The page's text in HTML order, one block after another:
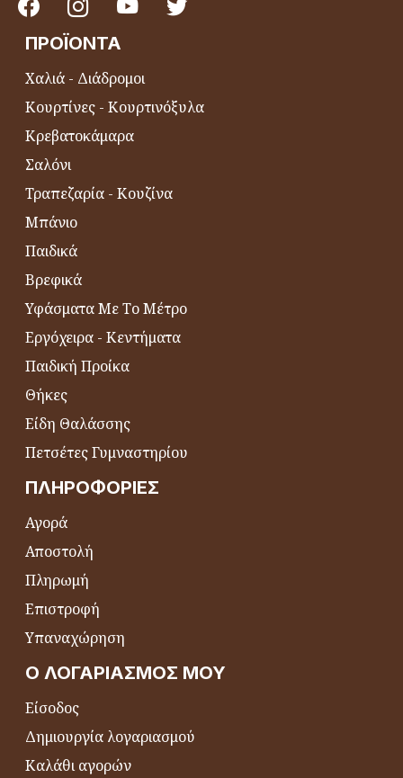
ΠΡΟΪΌΝΤΑ
Χαλιά - Διάδρομοι
Κουρτίνες - Κουρτινόξυλα
Κρεβατοκάμαρα
Σαλόνι
Τραπεζαρία - Κουζίνα
Μπάνιο
Παιδικά
Βρεφικά
Υφάσματα Με Το Μέτρο
Εργόχειρα - Κεντήματα
Παιδική Προίκα
Θήκες
Είδη Θαλάσσης
Πετσέτες Γυμναστηρίου
ΠΛΗΡΟΦΟΡΊΕΣ
Αγορά
Αποστολή
Πληρωμή
Επιστροφή
Υπαναχώρηση
Ο ΛΟΓΑΡΙΑΣΜΌΣ ΜΟΥ
Είσοδος
Δημιουργία λογαριασμού
Καλάθι αγορών